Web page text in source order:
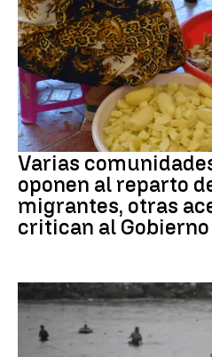
Crisis Migratoria
Varias
oponen al reparto
migrantes, otras
critican al Gobierno